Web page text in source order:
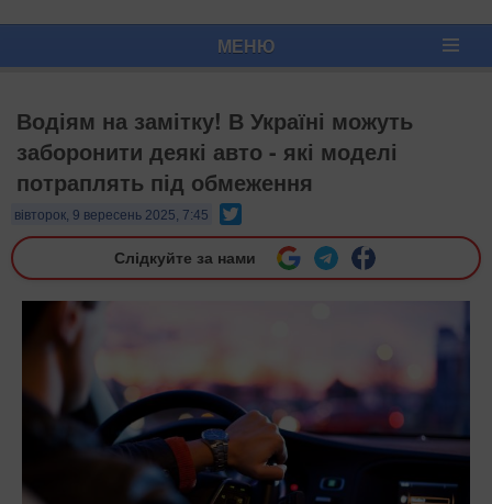
МЕНЮ
Водіям на замітку! В Україні можуть
заборонити деякі авто - які моделі
потраплять під обмеження
вівторок, 9 вересень 2025, 7:45
Слідкуйте за нами